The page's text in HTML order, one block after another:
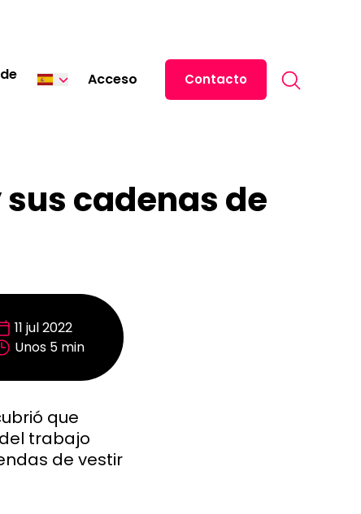
Acceso
Italiano
Contacto
sus cadenas de
11 jul 2022
Unos 5 min
que
trabajo
de vestir